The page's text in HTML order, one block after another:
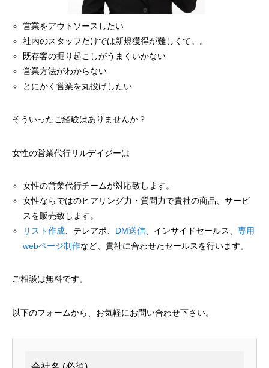
営業をアウトソースしたい
社内のスタッフだけでは新規獲得が難しくて。。
既存客の掘り起こしがうまくいかない
営業方法がわからない
とにかく営業を丸投げしたい
そういったご経験はありませんか？
女性の営業代行リルデイジーは
女性の営業代行チームが対応致します。
女性ならではのヒアリング力・質問力で貴社の商品、サービ
スを販売致します。
リスト作成 、テレアポ、 DM送信 、インサイドセールス、専用
webページ制作など、貴社に合わせたセールスを行います。
ご相談は無料です。
以下のフォームから、お気軽にお問い合わせ下さい。